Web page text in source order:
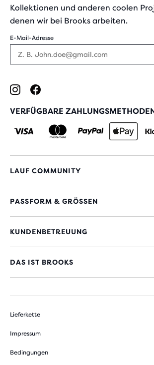
Kollektionen und anderen coolen
denen wir bei Brooks arbeiten.
E-Mail-Adresse
VERFÜGBARE
LAUF COMMUNITY
PASSFORM & GRÖSSEN
KUNDENBETREUUNG
DAS IST BROOKS
Lieferkette
Impressum
Bedingungen